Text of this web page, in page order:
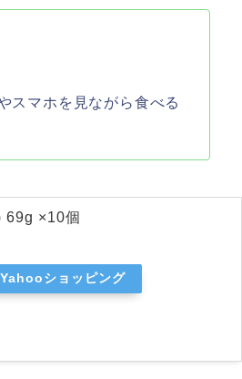
スマホを見ながら食べる
69g ×10個
Yahooショッピング